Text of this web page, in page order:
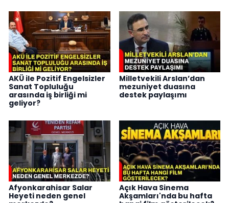
AKÜ ile Pozitif Engelsizler
Sanat Topluluğu
arasında iş birliği mi
geliyor?
Milletvekili Arslan’dan
mezuniyet duasına
destek paylaşımı
Afyonkarahisar Salar
Heyeti neden genel
Açık Hava Sinema
Akşamları'nda bu hafta